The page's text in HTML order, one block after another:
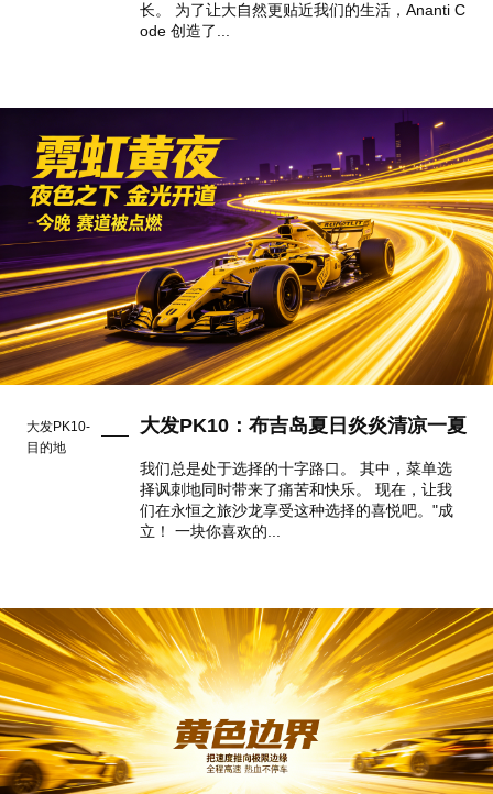
长。 为了让大自然更贴近我们的生活，Ananti C
ode 创造了...
大发PK10-
目的地
大发PK10：布吉岛夏日炎炎清凉一夏
我们总是处于选择的十字路口。 其中，菜单选
择讽刺地同时带来了痛苦和快乐。 现在，让我
们在永恒之旅沙龙享受这种选择的喜悦吧。"成
立！ 一块你喜欢的...